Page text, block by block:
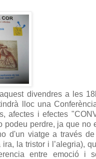
divendres a les
lloc una
afectes i efectes
podeu perdre, ja que no
d'un viatge a través
la tristor i l’alegria),
entre emoció i